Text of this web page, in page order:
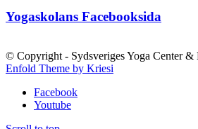
Yogaskolans Facebooksida
© Copyright - Sydsveriges Yoga Center &
Enfold Theme by Kriesi
Facebook
Youtube